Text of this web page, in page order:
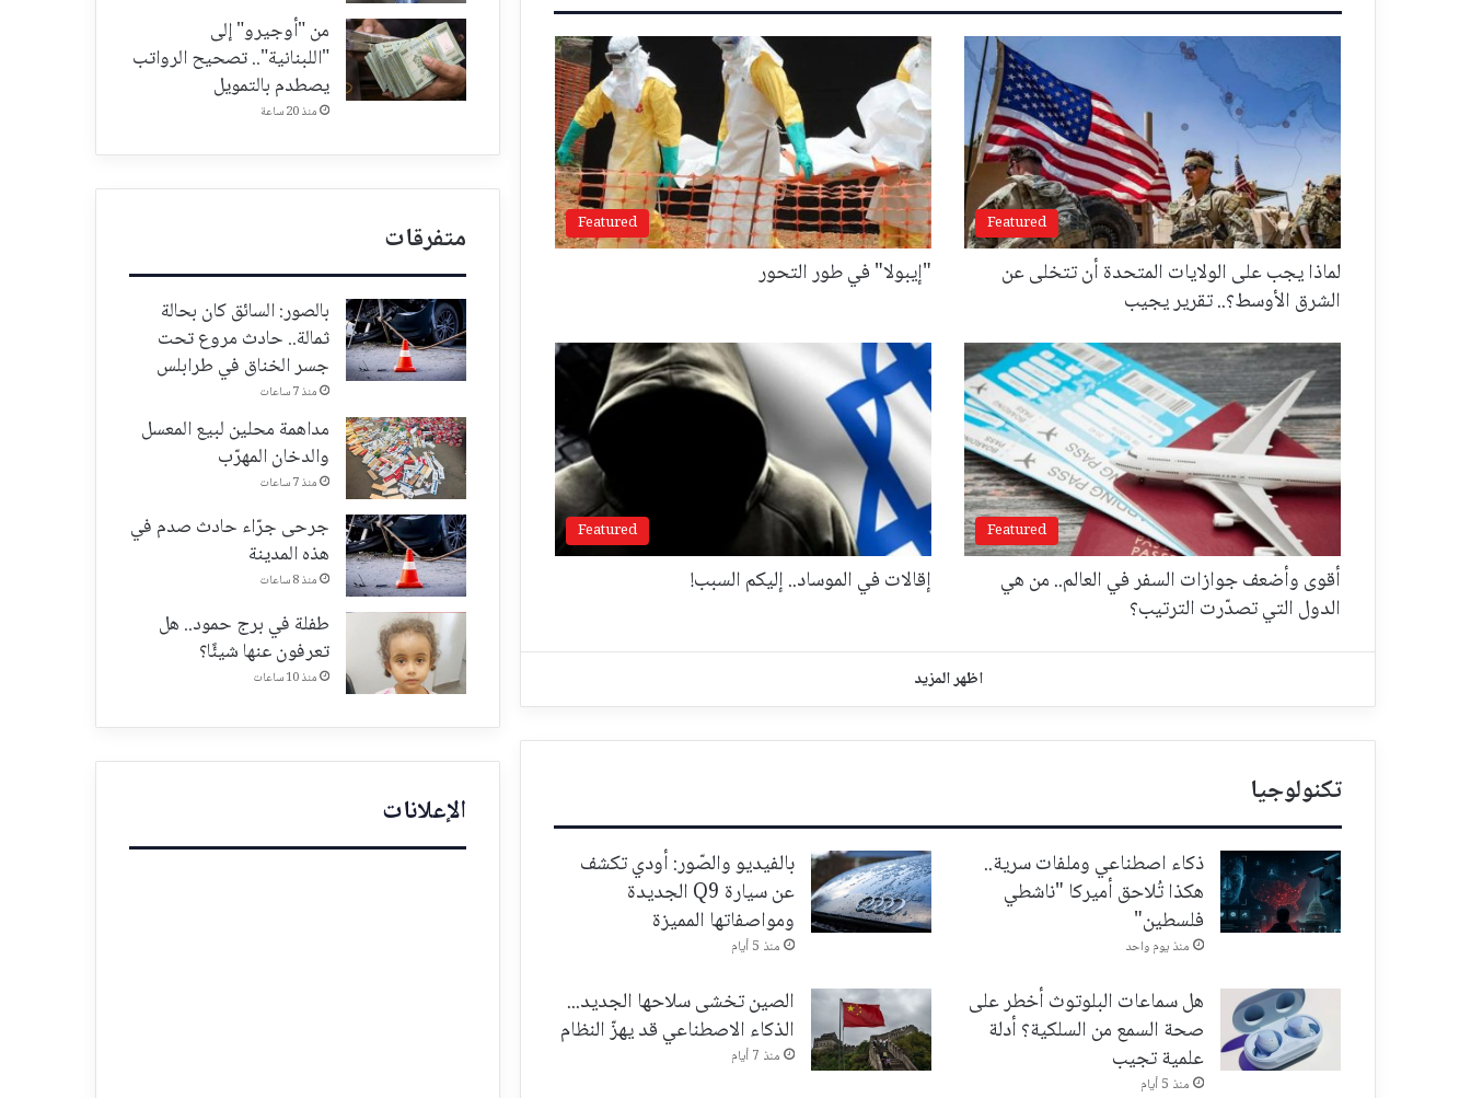
Featured
لماذا يجب على الولايات المتحدة أن تتخلى عن
الشرق الأوسط؟.. تقرير يجيب
Featured
"إيبولا" في طور التحور
Featured
أقوى وأضعف جوازات السفر في العالم.. من هي
الدول التي تصدّرت الترتيب؟
Featured
إقالات في الموساد.. إليكم السبب!
اظهر المزيد
تكنولوجيا
ذكاء اصطناعي وملفات سرية..
هكذا تُلاحق أميركا "ناشطي
فلسطين"
منذ يوم واحد
بالفيديو والصّور: أودي تكشف
عن سيارة Q9 الجديدة
ومواصفاتها المميزة
منذ 5 أيام
هل سماعات البلوتوث أخطر على
صحة السمع من السلكية؟ أدلة
علمية تجيب
منذ 5 أيام
الصين تخشى سلاحها الجديد...
الذكاء الاصطناعي قد يهزّ النظام
منذ 7 أيام
من "أوجيرو" إلى
"اللبنانية".. تصحيح الرواتب
يصطدم بالتمويل
منذ 20 ساعة
متفرقات
بالصور: السائق كان بحالة
ثمالة.. حادث مروع تحت
جسر الخناق في طرابلس
منذ 7 ساعات
مداهمة محلين لبيع المعسل
والدخان المهرّب
منذ 7 ساعات
جرحى جرّاء حادث صدم في
هذه المدينة
منذ 8 ساعات
طفلة في برج حمود.. هل
تعرفون عنها شيئًا؟
منذ 10 ساعات
الإعلانات